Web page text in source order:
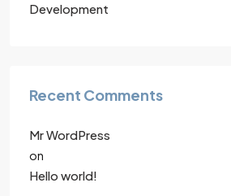
Development
Recent Comments
Mr WordPress
on
Hello world!